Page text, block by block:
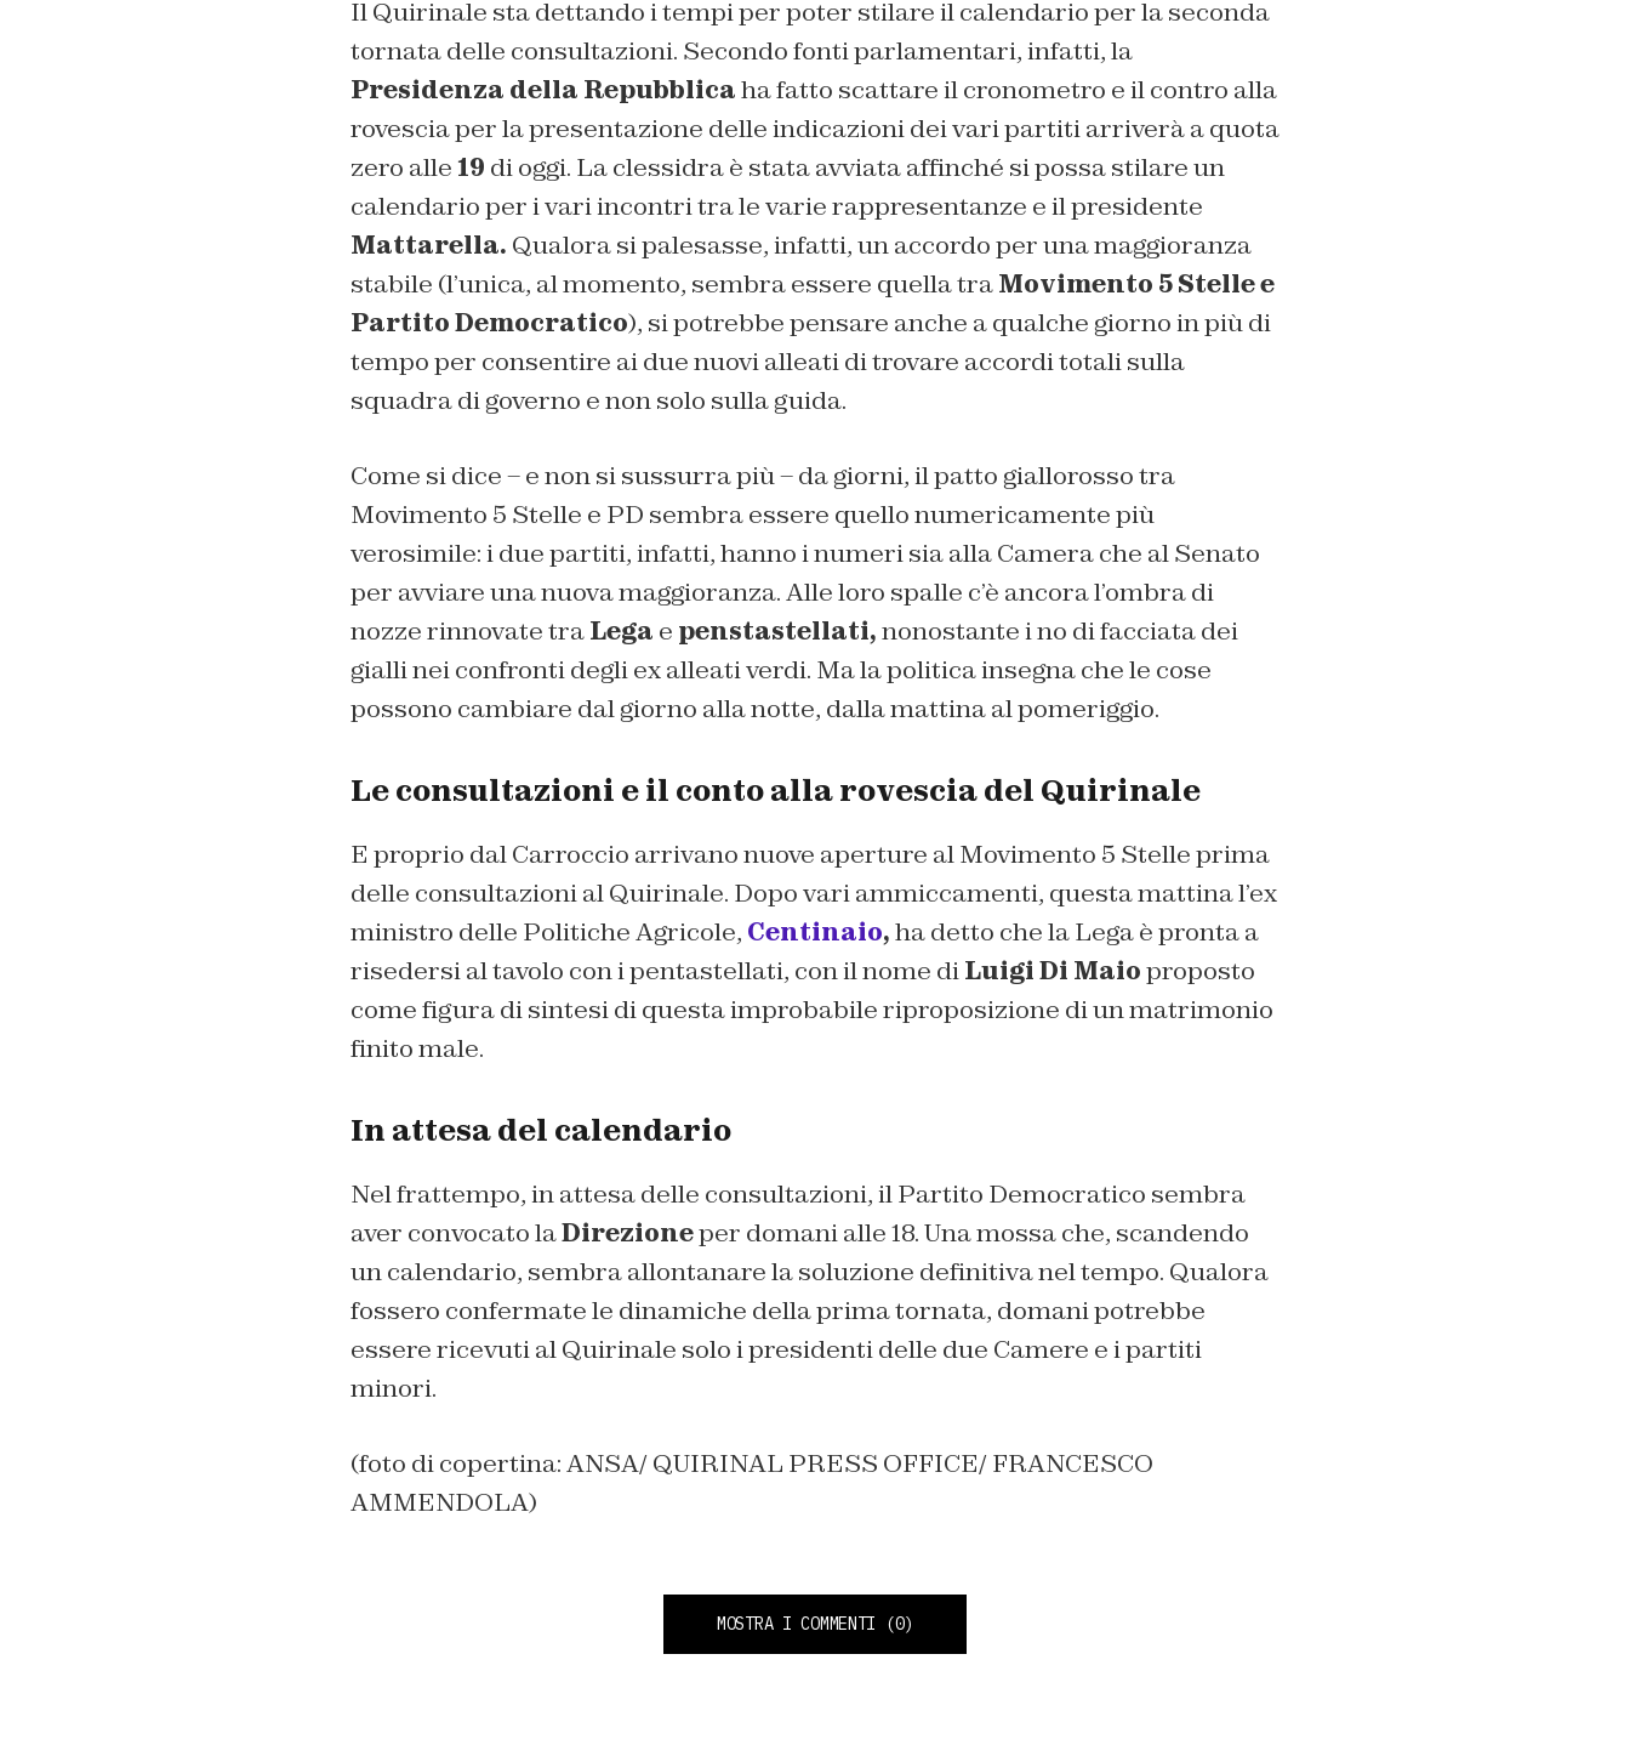
Il Quirinale sta dettando i tempi per poter stilare il calendario per la seconda
tornata delle consultazioni. Secondo fonti parlamentari, infatti, la
Presidenza della Repubblicaha fatto scattare il cronometro e il contro alla
rovescia per la presentazione delle indicazioni dei vari partiti arriverà a quota
zero alle 19 di oggi. La clessidra è stata avviata affinché si possa stilare un
calendario per i vari incontri tra le varie rappresentanze e il presidente
Mattarella. Qualora si palesasse, infatti, un accordo per una maggioranza
stabile (l’unica, al momento, sembra essere quella traMovimento 5 Stelle e
Partito Democratico), si potrebbe pensare anche a qualche giorno in più di
tempo per consentire ai due nuovi alleati di trovare accordi totali sulla
squadra di governo e non solo sulla guida.
Come si dice – e non si sussurra più – da giorni, il patto giallorosso tra
Movimento 5 Stelle e PD sembra essere quello numericamente più
verosimile: i due partiti, infatti, hanno i numeri sia alla Camera che al Senato
per avviare una nuova maggioranza. Alle loro spalle c’è ancora l’ombra di
nozze rinnovate traLega e penstastellati,nonostante i no di facciata dei
gialli nei confronti degli ex alleati verdi. Ma la politica insegna che le cose
possono cambiare dal giorno alla notte, dalla mattina al pomeriggio.
Le consultazioni e il conto alla rovescia del Quirinale
E proprio dal Carroccio arrivano nuove aperture al Movimento 5 Stelle prima
delle consultazioni al Quirinale. Dopo vari ammiccamenti, questa mattina l’ex
ministro delle Politiche Agricole, Centinaio,ha detto che la Lega è pronta a
risedersi al tavolo con i pentastellati, con il nome diLuigi Di Maioproposto
come figura di sintesi di questa improbabile riproposizione di un matrimonio
finito male.
In attesa del calendario
Nel frattempo, in attesa delle consultazioni, il Partito Democratico sembra
aver convocato laDirezioneper domani alle 18. Una mossa che, scandendo
un calendario, sembra allontanare la soluzione definitiva nel tempo. Qualora
fossero confermate le dinamiche della prima tornata, domani potrebbe
essere ricevuti al Quirinale solo i presidenti delle due Camere e i partiti
minori.
(foto di copertina: ANSA/ QUIRINAL PRESS OFFICE/ FRANCESCO
AMMENDOLA)
MOSTRA I COMMENTI (0)